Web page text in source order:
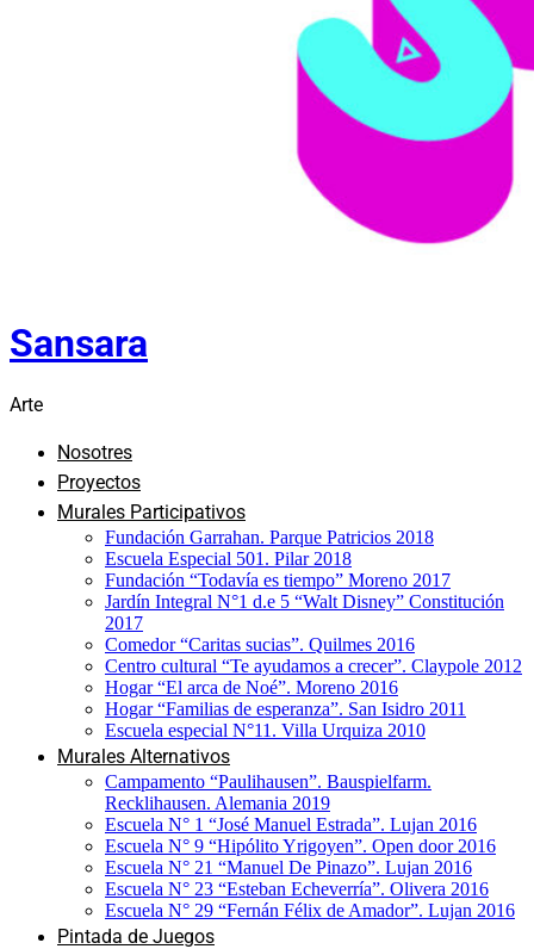
Sansara
Arte
Nosotres
Proyectos
Murales Participativos
Fundación Garrahan. Parque Patricios 2018
Escuela Especial 501. Pilar 2018
Fundación “Todavía es tiempo” Moreno 2017
Jardín Integral N°1 d.e 5 “Walt Disney” Constitución
2017
Comedor “Caritas sucias”. Quilmes 2016
Centro cultural “Te ayudamos a crecer”. Claypole 2012
Hogar “El arca de Noé”. Moreno 2016
Hogar “Familias de esperanza”. San Isidro 2011
Escuela especial N°11. Villa Urquiza 2010
Murales Alternativos
Campamento “Paulihausen”. Bauspielfarm.
Recklihausen. Alemania 2019
Escuela N° 1 “José Manuel Estrada”. Lujan 2016
Escuela N° 9 “Hipólito Yrigoyen”. Open door 2016
Escuela N° 21 “Manuel De Pinazo”. Lujan 2016
Escuela N° 23 “Esteban Echeverría”. Olivera 2016
Escuela N° 29 “Fernán Félix de Amador”. Lujan 2016
Pintada de Juegos